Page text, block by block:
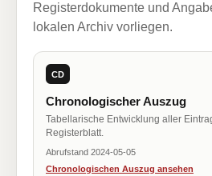
Registerdokumente und
lokalen Archiv vorliegen.
CD
Chronologischer Auszug
Tabellarische Entwicklung aller
Registerblatt.
Abrufstand 2024-05-05
Chronologischen Auszug ansehen